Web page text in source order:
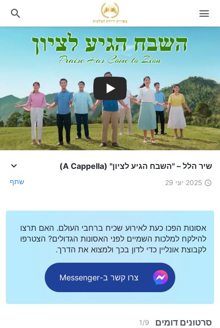
שיר הלל – "השבח הגיע לציון" (A Cappella)
2025 יוני 29 שתף
אסונות הפכו כעת לאירוע שכיח ברחבי העולם. האם תרצו
להילקח למלכות השמיים לפני האסונות הגדולים? הצטרפו
לקבוצת אונליין כדי לדון בכך ולמצוא את הדרך.
צרו קשר ב-Messenger
סרטונים דומים 1/9